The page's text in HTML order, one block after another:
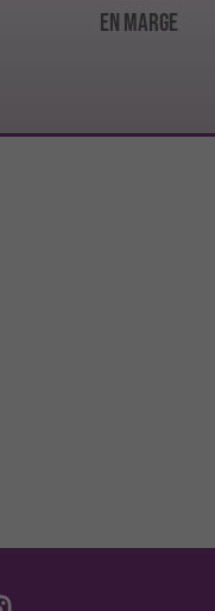
EN MARGE